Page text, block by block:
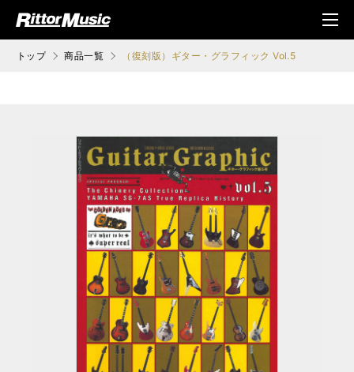
ジック (Rittor Musi
メニ
ュ
トップ 商品一覧 （復刻版）ギター・グラフィック Vol.5